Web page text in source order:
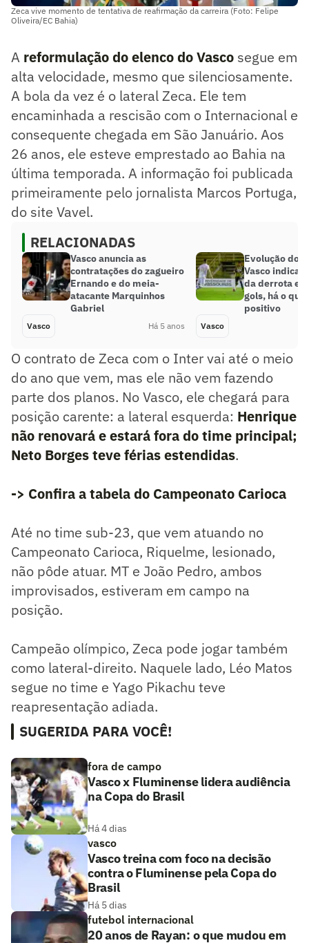
Zeca vive momento de tentativa de reafirmação da carreira (Foto: Felipe
Oliveira/EC Bahia)
A reformulação do elenco do Vasco segue em
alta velocidade, mesmo que silenciosamente.
A bola da vez é o lateral Zeca. Ele tem
encaminhada a rescisão com o Internacional e
consequente chegada em São Januário. Aos
26 anos, ele esteve emprestado ao Bahia na
última temporada. A informação foi publicada
primeiramente pelo jornalista Marcos Portuga,
do site Vavel.
RELACIONADAS
Vasco anuncia as
contratações do zagueiro
Ernando e do meia-
atacante Marquinhos
Gabriel
Vasco Há 5 anos
Evolução dos
Vasco indica
da derrota e
gols, há o
positivo
Vasco
O contrato de Zeca com o Inter vai até o meio
do ano que vem, mas ele não vem fazendo
parte dos planos. No Vasco, ele chegará para
posição carente: a lateral esquerda: Henrique
não renovará e estará fora do time principal;
Neto Borges teve férias estendidas.
-> Confira a tabela do Campeonato Carioca
Até no time sub-23, que vem atuando no
Campeonato Carioca, Riquelme, lesionado,
não pôde atuar. MT e João Pedro, ambos
improvisados, estiveram em campo na
posição.
Campeão olímpico, Zeca pode jogar também
como lateral-direito. Naquele lado, Léo Matos
segue no time e Yago Pikachu teve
reapresentação adiada.
SUGERIDA PARA VOCÊ!
fora de campo
Vasco x Fluminense lidera audiência
na Copa do Brasil
Há 4 dias
vasco
Vasco treina com foco na decisão
contra o Fluminense pela Copa do
Brasil
Há 5 dias
futebol internacional
20 anos de Rayan: o que mudou em